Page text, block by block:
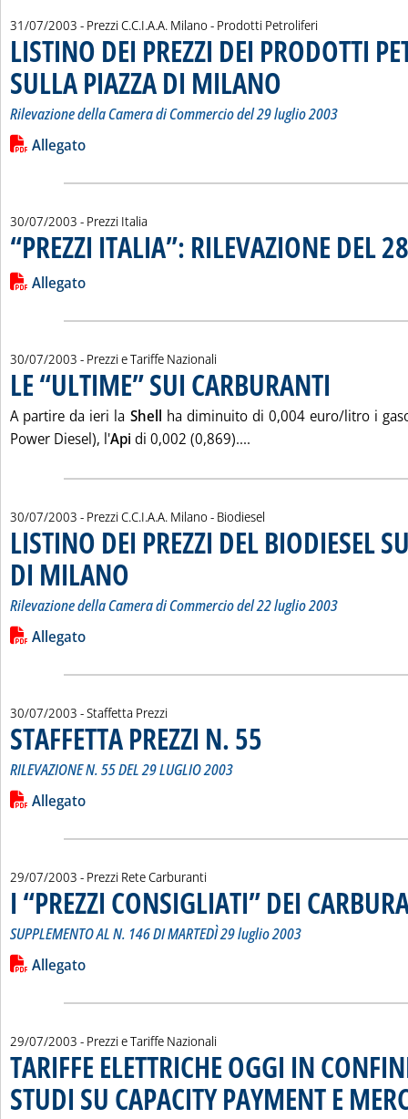
31/07/2003 - Prezzi C.C.I.A.A. Milano - Prodotti Petroliferi
LISTINO DEI PREZZI DEI PRODOTTI
SULLA PIAZZA DI MILANO
Rilevazione della Camera di Commercio del 29 luglio 2003
Leggi tutta la notizia: 'LISTINO DEI PREZZI DEI PRODOTTI
Lista allegati PDF alla notizia
Allegato
30/07/2003 - Prezzi Italia
“PREZZI ITALIA”: RILEVAZIONE DEL
Leggi tutta la notizia: '“PREZZI ITALIA”: RILEVAZIONE DEL 28
Lista allegati PDF alla notizia
Allegato
30/07/2003 - Prezzi e Tariffe Nazionali
LE “ULTIME” SUI CARBURANTI
A partire da ieri la Shell ha diminuito di 0,004 euro/litro i
Power Diesel), l'Api di 0,002 (0,869)....
30/07/2003 - Prezzi C.C.I.A.A. Milano - Biodiesel
LISTINO DEI PREZZI DEL BIODIESEL
DI MILANO
Rilevazione della Camera di Commercio del 22 luglio 2003
Leggi tutta la notizia: 'LISTINO DEI PREZZI DEL BIODIESEL
Lista allegati PDF alla notizia
Allegato
30/07/2003 - Staffetta Prezzi
STAFFETTA PREZZI N. 55
RILEVAZIONE N. 55 DEL 29 LUGLIO 2003
Leggi tutta la notizia: 'STAFFETTA PREZZI N. 55'
Lista allegati PDF alla notizia
Allegato
29/07/2003 - Prezzi Rete Carburanti
I “PREZZI CONSIGLIATI” DEI
SUPPLEMENTO AL N. 146 DI MARTEDÌ 29 luglio 2003
Leggi tutta la notizia: 'I “PREZZI CONSIGLIATI” DEI
Lista allegati PDF alla notizia
Allegato
29/07/2003 - Prezzi e Tariffe Nazionali
TARIFFE ELETTRICHE OGGI IN
STUDI SU CAPACITY PAYMENT E